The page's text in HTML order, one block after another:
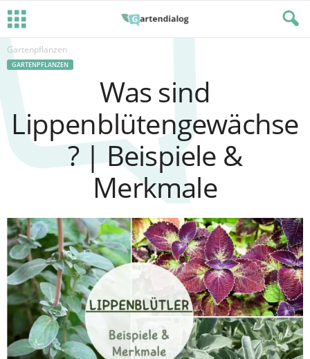
Gartenpflanzen
GARTENPFLANZEN
Was sind
Lippenblütengewächse
? | Beispiele &
Merkmale